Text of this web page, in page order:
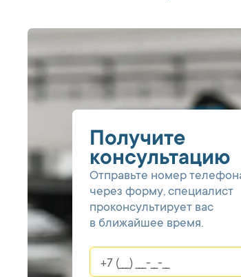
Получите
консультацию
Отправьте номер
через форму, специалист
проконсультирует вас
в ближайшее время.